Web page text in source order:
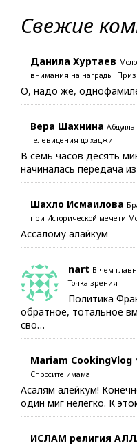
Свежие
Данила Хуртаев
внимания на награды.
О, надо же,
Вера Шахнина Абдулла
телевидения до хаджи
В семь часов десять
начиналась передача
Шахло Исмаилова
при Исторической мечети
Ассалому алайкум
nart В чем
Точка зрения
Политика
обратное, тотальное
сво…
Mariam CookingVlog
Спросите имама
Асалям алейкум!
один миг нелегко. К
ИСЛАМ религия